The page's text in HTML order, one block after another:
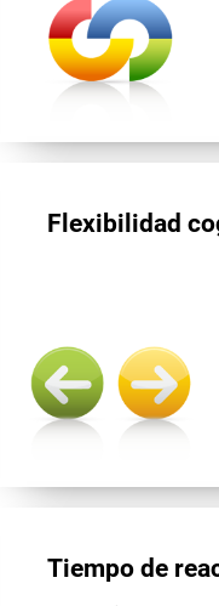
Flexibilidad
Tiempo de